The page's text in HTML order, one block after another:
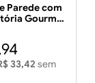
Parede com
Gourmet
94
33,42 sem